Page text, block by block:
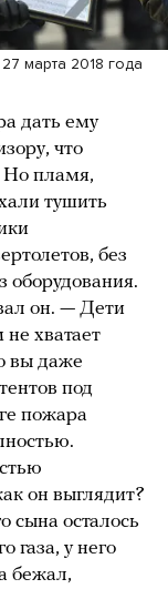
марта 2018 года
дать ему
что
Но пламя,
тушить
без
оборудования.
он. — Дети
хватает
вы даже
под
пожара
он выглядит?
сына осталось
газа, у него
бежал,